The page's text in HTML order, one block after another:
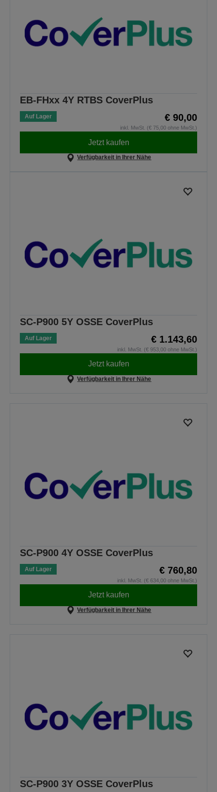
EB-FHxx 4Y RTBS CoverPlus
Auf Lager € 90,00
inkl. MwSt. (€ 75,00 ohne MwSt.)
Jetzt kaufen
Verfügbarkeit in Ihrer Nähe
SC-P900 5Y OSSE CoverPlus
Auf Lager € 1.143,60
inkl. MwSt. (€ 953,00 ohne MwSt.)
Jetzt kaufen
Verfügbarkeit in Ihrer Nähe
SC-P900 4Y OSSE CoverPlus
Auf Lager € 760,80
inkl. MwSt. (€ 634,00 ohne MwSt.)
Jetzt kaufen
Verfügbarkeit in Ihrer Nähe
SC-P900 3Y OSSE CoverPlus